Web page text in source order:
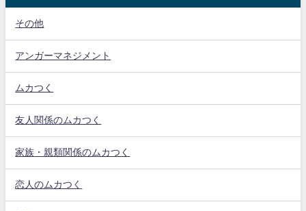
その他
アンガーマネジメント
ムカつく
友人関係のムカつく
家族・親類関係のムカつく
恋人のムカつく